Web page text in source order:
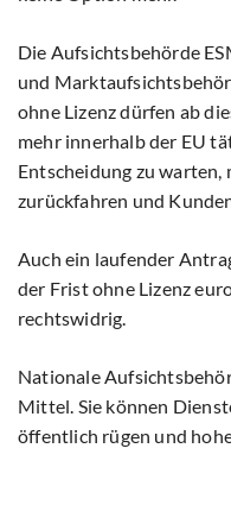
Die Aufsichtsbehörde
und
ohne Lizenz dürfen ab
mehr innerhalb der EU
Entscheidung zu
zurückfahren und
Auch ein laufender
der Frist ohne Lizenz
rechtswidrig.
Nationale
Mittel. Sie können
öffentlich rügen und